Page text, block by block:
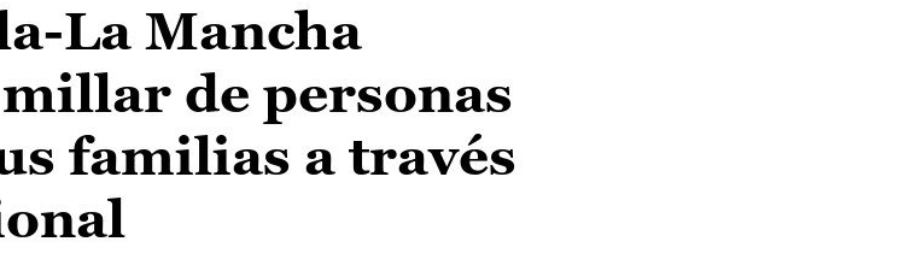
La Mancha
de personas
familias a través